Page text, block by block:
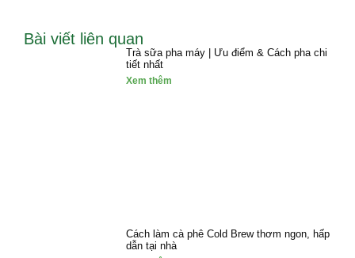
Bài viết liên quan
Trà sữa pha máy | Ưu điểm & Cách pha chi
tiết nhất
Xem thêm
Cách làm cà phê Cold Brew thơm ngon, hấp
dẫn tại nhà